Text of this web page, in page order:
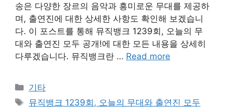
송은 다양한 장르의 음악과 흥미로운 무대를 제공하
며, 출연진에 대한 상세한 사항도 확인해 보겠습니
다. 이 포스트를 통해 뮤직뱅크 1239회, 오늘의 무
대와 출연진 모두 공개!에 대한 모든 내용을 상세히
다루겠습니다. 뮤직뱅크란 … Read more
Categories
기타
Tags
뮤직뱅크 1239회, 오늘의 무대와 출연진 모두